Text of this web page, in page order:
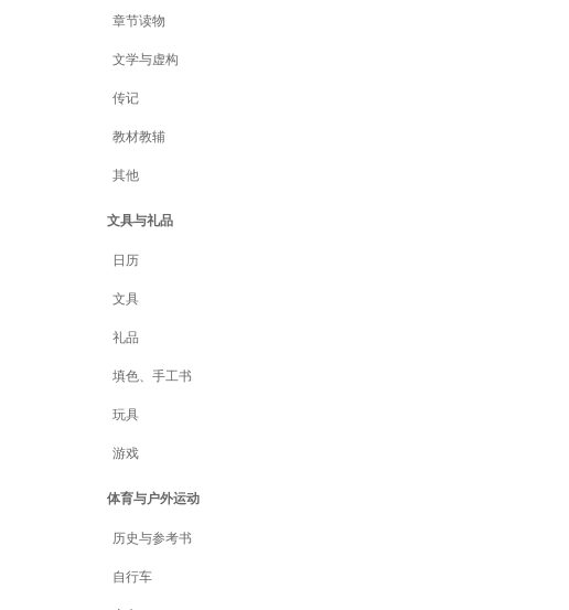
章节读物
文学与虚构
传记
教材教辅
其他
文具与礼品
日历
文具
礼品
填色、手工书
玩具
游戏
体育与户外运动
历史与参考书
自行车